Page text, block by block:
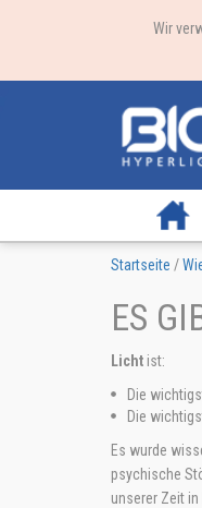
Wir
Startseite
Startseite /
ES
Licht ist:
Die
Die
Es wurde
psychische
unserer Zeit